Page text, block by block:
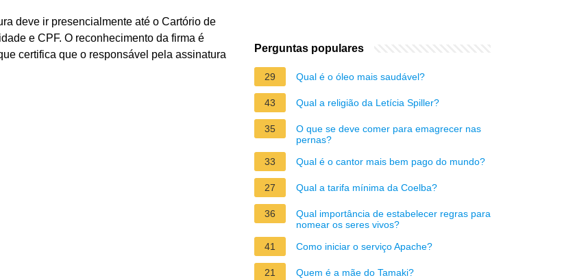
deve ir presencialmente até o Cartório de
e CPF. O reconhecimento da firma é
certifica que o responsável pela assinatura
Perguntas populares
29 Qual é o óleo mais saudável?
43 Qual a religião da Letícia Spiller?
35
O que se deve comer para emagrecer nas
pernas?
33
Qual é o cantor mais bem pago do mundo?
27 Qual a tarifa mínima da Coelba?
36
Qual importância de estabelecer regras para
nomear os seres vivos?
41
Como iniciar o serviço Apache?
21 Quem é a mãe do Tamaki?